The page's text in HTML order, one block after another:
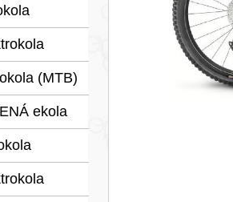
(MTB)
ekola